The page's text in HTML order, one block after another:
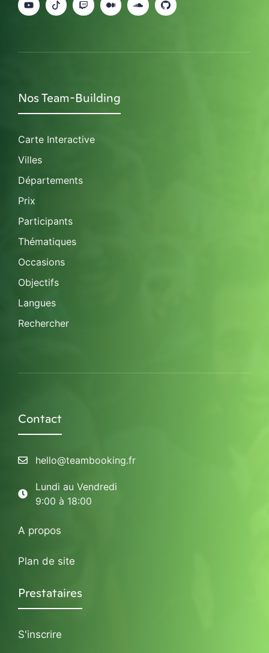
Nos Team-Building
Carte Interactive
Villes
Départements
Prix
Participants
Thématiques
Occasions
Objectifs
Langues
Rechercher
Contact
hello@teambooking.fr
Lundi au Vendredi
9:00 à 18:00
A propos
Plan de site
Prestataires
S'inscrire